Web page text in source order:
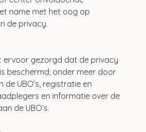
name met het oog op
de privacy.
ervoor gezorgd dat de privacy
beschermd; onder meer door
de UBO’s, registratie en
en informatie over de
de UBO’s.